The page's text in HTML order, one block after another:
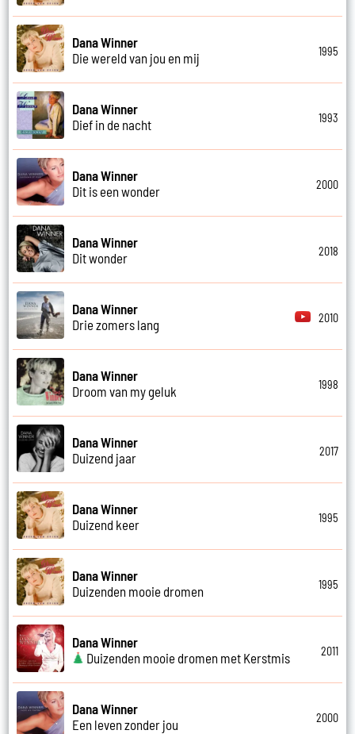
Dana Winner
Die wereld van jou en mij
1995
Dana Winner
Dief in de nacht
1993
Dana Winner
Dit is een wonder
2000
Dana Winner
Dit wonder
2018
Dana Winner
Drie zomers lang
2010
Dana Winner
Droom van my geluk
1998
Dana Winner
Duizend jaar
2017
Dana Winner
Duizend keer
1995
Dana Winner
Duizenden mooie dromen
1995
Dana Winner
Duizenden mooie dromen met Kerstmis
2011
Dana Winner
Een leven zonder jou
2000